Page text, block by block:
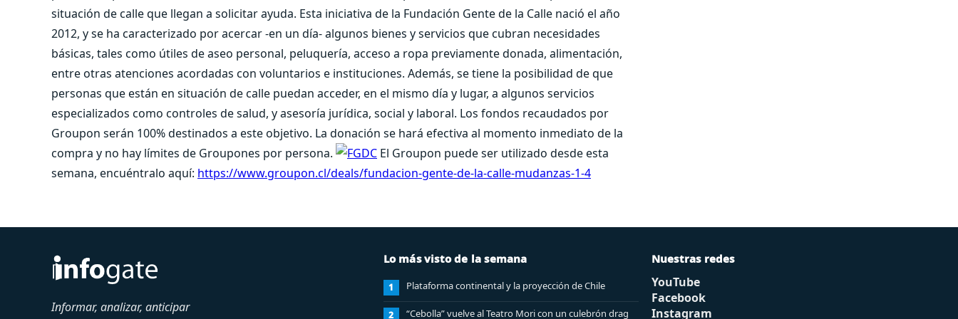
situación de calle que llegan a solicitar ayuda. Esta iniciativa de la Fundación Gente de la Calle nació el año
2012, y se ha caracterizado por acercar -en un día- algunos bienes y servicios que cubran necesidades
básicas, tales como útiles de aseo personal, peluquería, acceso a ropa previamente donada, alimentación,
entre otras atenciones acordadas con voluntarios e instituciones. Además, se tiene la posibilidad de que
personas que están en situación de calle puedan acceder, en el mismo día y lugar, a algunos servicios
especializados como controles de salud, y asesoría jurídica, social y laboral. Los fondos recaudados por
Groupon serán 100% destinados a este objetivo. La donación se hará efectiva al momento inmediato de la
compra y no hay límites de Groupones por persona.
El Groupon puede ser utilizado desde esta
semana, encuéntralo aquí: https://www.groupon.cl/deals/fundacion-gente-de-la-calle-mudanzas-1-4
Informar, analizar, anticipar
Lo más visto de la semana
1 Plataforma continental y la proyección de Chile
2
“Cebolla” vuelve al Teatro Mori con un culebrón drag
Nuestras redes
YouTube
Facebook
Instagram